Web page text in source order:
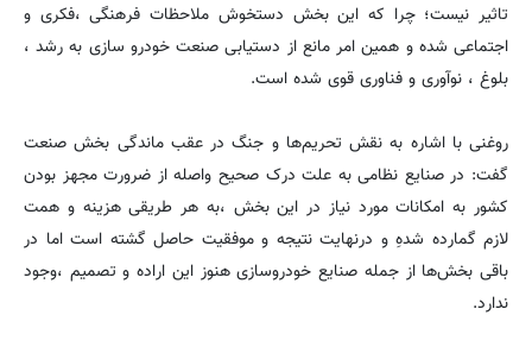
تاثیر نیست؛ چرا که این بخش دستخوش ملاحظات فرهنگی ،‌فکری و
اجتماعی شده و همین امر مانع از دستیابی صنعت خودرو سازی به رشد ،
بلوغ ، نوآوری و فناوری قوی شده است.
روغنی با اشاره به نقش تحریم‌ها و جنگ در عقب ماندگی بخش صنعت
گفت: در صنایع نظامی به علت درک صحیح وا‌صله از ضرورت مجهز بودن
کشور به امکانات مورد نیاز در این بخش ،به هر طریقی هزینه و همت
لازم گمارده شدهِ و درنهایت نتیجه و موفقیت حاصل گشته است اما در
باقی بخش‌ها از جمله صنایع خودرو‌سازی هنوز این اراده و تصمیم ،وجود
ندارد.